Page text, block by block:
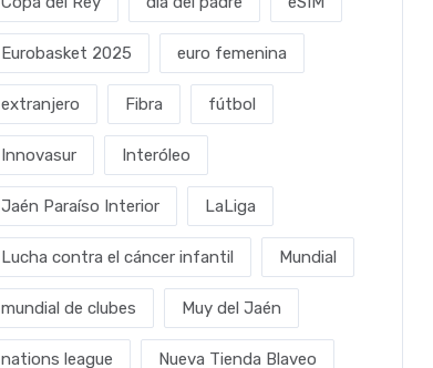
Eurobasket 2025 euro femenina
extranjero Fibra fútbol
Innovasur Interóleo
Jaén Paraíso Interior LaLiga
Lucha contra el cáncer infantil Mundial
mundial de clubes Muy del Jaén
nations league Nueva Tienda Blaveo